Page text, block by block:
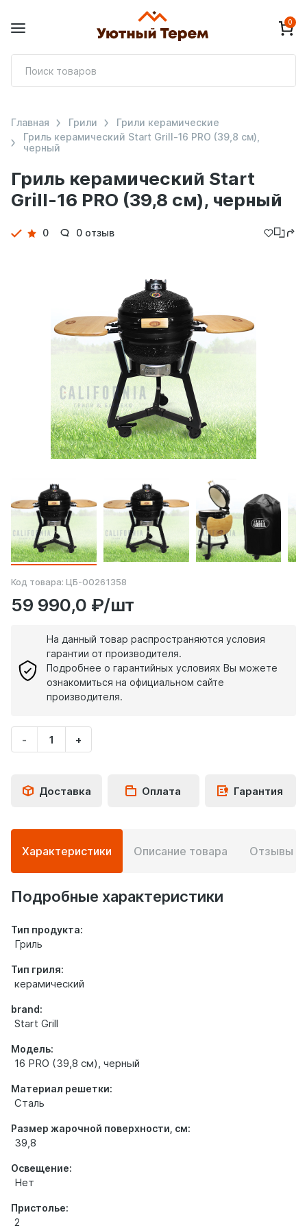
0
Гриль керамический Start
Grill-16 PRO (39,8 см), черный
Главная Грили
Грили керамические
Гриль керамический Start Grill-16 PRO (39,8 см),
черный
Детали
0 0 отзыв
Код товара: ЦБ-00261358
59 990,0 ₽/шт
На данный товар распространяются условия
гарантии от производителя.
Подробнее о гарантийных условиях Вы можете
ознакомиться на официальном сайте
производителя.
-
Укажите
количество
+
Доставка Оплата Гарантия
Подробная
информация
о
товаре
Характеристики Описание товара Отзывы
Подробные характеристики
Тип продукта:
Гриль
Тип гриля:
керамический
brand:
Start Grill
Модель:
16 PRO (39,8 см), черный
Материал решетки:
Сталь
Размер жарочной поверхности, см:
39,8
Освещение:
Нет
Пристолье:
2